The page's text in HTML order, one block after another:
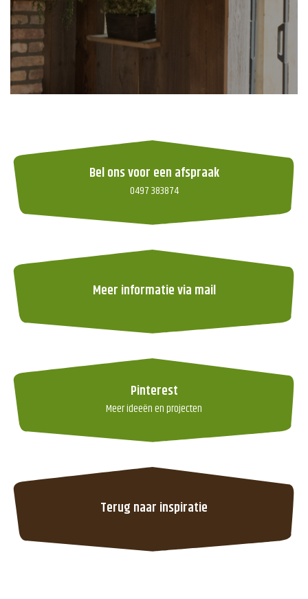
Bel ons voor een afspraak
0497 383874
Meer informatie via mail
Pinterest
Meer ideeën en projecten
Terug naar inspiratie